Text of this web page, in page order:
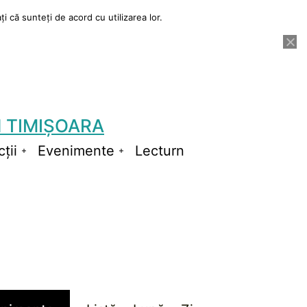
TIMIȘOARA
Deschide
Evenimente
Deschide
Lecturn
că sunteți de acord cu utilizarea lor.